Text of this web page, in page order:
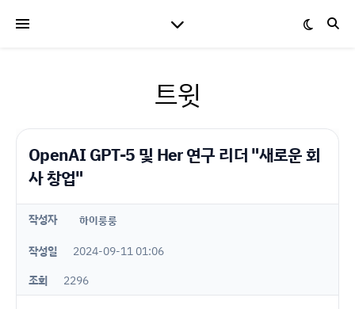
트윗
OpenAI GPT-5 및 Her 연구 리더 "새로운 회
사 창업"
작성자 하이룽룽
작성일
2024-09-11 01:06
조회
2296